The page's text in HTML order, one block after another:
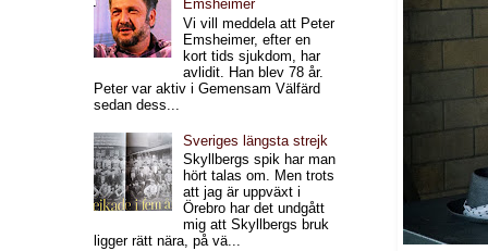
Emsheimer
Vi vill meddela att Peter
Emsheimer, efter en
kort tids sjukdom, har
avlidit. Han blev 78 år.
Peter var aktiv i Gemensam Välfärd
sedan dess...
Sveriges längsta strejk
Skyllbergs spik har man
hört talas om. Men trots
att jag är uppväxt i
Örebro har det undgått
mig att Skyllbergs bruk
ligger rätt nära, på vä...